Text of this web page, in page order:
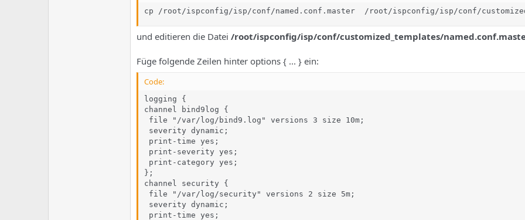
cp /root/ispconfig/isp/conf/named.conf.master  /root/ispconfig/isp/conf/
und editieren die Datei /root/ispconfig/isp/conf/customized_templates/
Füge folgende Zeilen hinter options { ... } ein:
Code:
logging {
channel bind9log {
file "/var/log/bind9.log" versions 3 size 10m;
severity dynamic;
print-time yes;
print-severity yes;
print-category yes;
};
channel security {
file "/var/log/security" versions 2 size 5m;
severity dynamic;
print-time yes;